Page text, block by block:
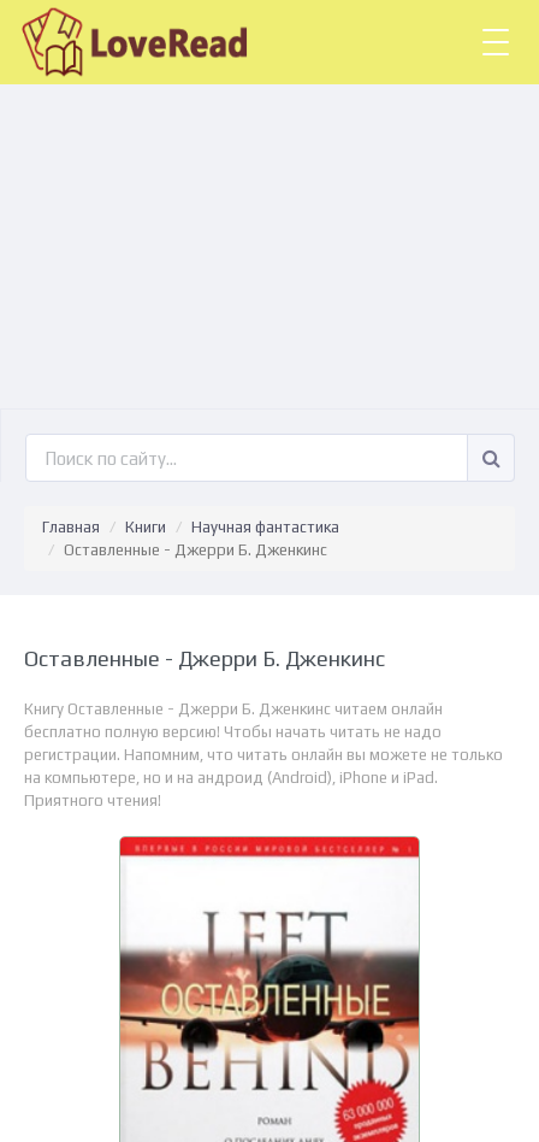
Главная Книги
Научная фантастика
Оставленные - Джерри Б. Дженкинс
Оставленные - Джерри Б. Дженкинс
Книгу Оставленные - Джерри Б. Дженкинс читаем онлайн
бесплатно полную версию! Чтобы начать читать не надо
регистрации. Напомним, что читать онлайн вы можете не только
на компьютере, но и на андроид (Android), iPhone и iPad.
Приятного чтения!